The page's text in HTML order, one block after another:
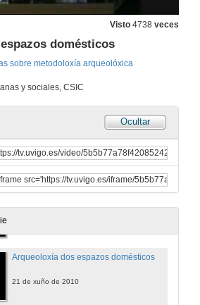
Visto 4738 veces
domésticos
sobre metodoloxía arqueolóxica
y sociales, CSIC
Ocultar
Presentación do curso e recepción de participantes
21 de xuño de 2010
Aproximación á análise espacial en arqueoloxía
Arqueoloxía dos espazos domésticos
21 de xuño de 2010